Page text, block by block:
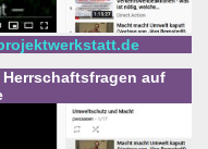
auf